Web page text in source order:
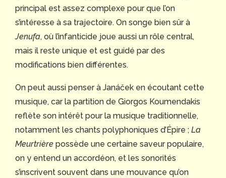
principal est assez complexe pour que l’on
s’intéresse à sa trajectoire. On songe bien sûr à
Jenufa, où l’infanticide joue aussi un rôle central,
mais il reste unique et est guidé par des
modifications bien différentes.
On peut aussi penser à Janáček en écoutant cette
musique, car la partition de Giorgos Koumendakis
reflète son intérêt pour la musique traditionnelle,
notamment les chants polyphoniques d’Épire ; La
Meurtrière possède une certaine saveur populaire,
on y entend un accordéon, et les sonorités
s’inscrivent souvent dans une mouvance qu’on